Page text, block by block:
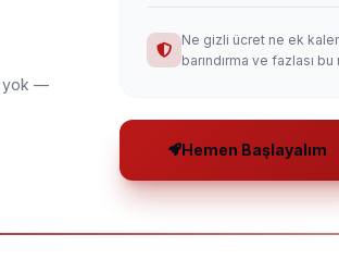
yok —
Ne gizli ücret ne ek
barındırma ve fazlası
Hemen Başlayalım